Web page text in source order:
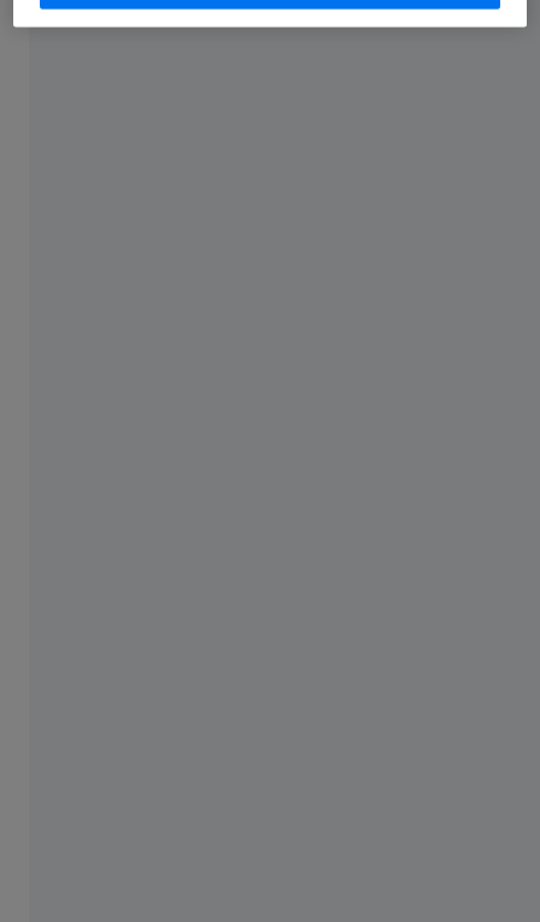
Översikt över system från ZEISS